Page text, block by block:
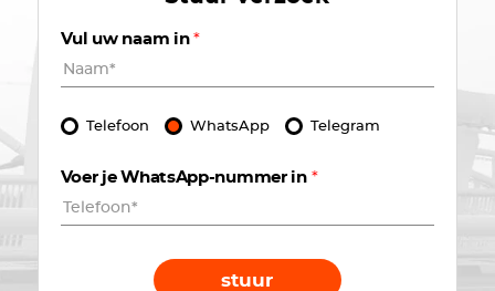
Vul uw naam in*
Telefoon WhatsApp Telegram
Voer je WhatsApp-nummer in *
stuur